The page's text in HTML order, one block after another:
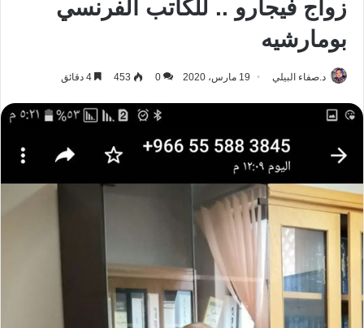
زواج فيجارو .. للكاتب الفرنسي
بومارشيه
د.صفاء البيلي 19 مارس، 2020 0
453